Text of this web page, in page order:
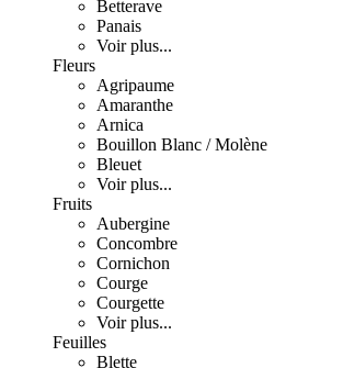
Betterave
Panais
Voir plus...
Fleurs
Agripaume
Amaranthe
Arnica
Bouillon Blanc / Molène
Bleuet
Voir plus...
Fruits
Aubergine
Concombre
Cornichon
Courge
Courgette
Voir plus...
Feuilles
Blette